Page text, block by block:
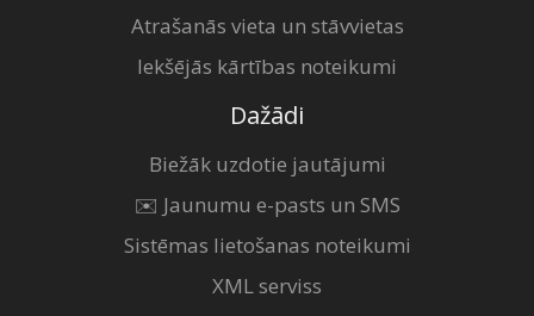
Atrašanās vieta un stāvvietas
Iekšējās kārtības noteikumi
Dažādi
Biežāk uzdotie jautājumi
✉️ Jaunumu e-pasts un SMS
Sistēmas lietošanas noteikumi
XML serviss